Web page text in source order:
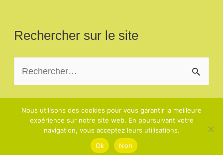
Rechercher sur le site
e
Nous utilisons des cookies pour vous garantir la meilleure
expérience sur notre site web. En poursuivant votre
navigation, vous acceptez leurs utilisations.
Ok
Non